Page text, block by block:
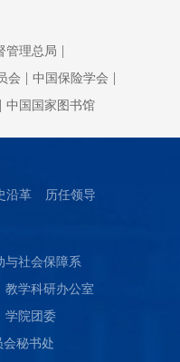
管理总局 |
会 | 中国保险学会 |
| 中国国家图书馆
沿革 历任领导
与社会保障系
教学科研办公室
学院团委
秘书处